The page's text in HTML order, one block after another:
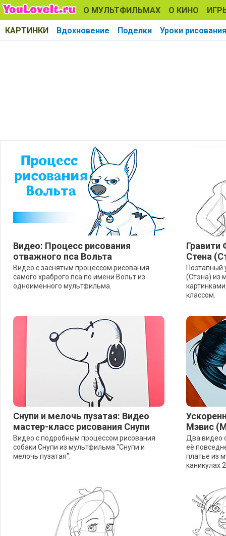
О МУЛЬТФИЛЬМАХ О КИНО
КАРТИНКИ Вдохновение Поделки Уроки рисования
Видео: Процесс рисования
отважного пса Вольта
Видео с заснятым процессом рисования
самого храброго пса по имени Вольт из
одноименного мультфильма.
Гравити
Стена
Поэтапный
(Стэна) из
классом.
Снупи и мелочь пузатая: Видео
мастер-класс рисования Снупи
Видео с подробным процессом рисования
собаки Снупи из мультфильма "Снупи и
мелочь пузатая".
Мэвис
Два видео
её
платье из
каникулах